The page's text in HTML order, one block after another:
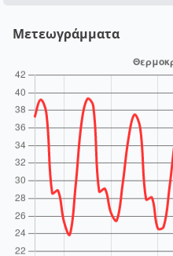
Μετεωγράμματα